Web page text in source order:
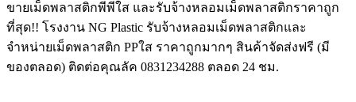
ขายเม็ดพลาสติกพีพีใส และรับจ้างหลอมเม็ดพลาสติกราคาถูก
ที่สุด!! โรงงาน NG Plastic รับจ้างหลอมเม็ดพลาสติกและ
จำหน่ายเม็ดพลาสติก PPใส ราคาถูกมากๆ สินค้าจัดส่งฟรี (มี
ของตลอด) ติดต่อคุณลัค 0831234288 ตลอด 24 ชม.